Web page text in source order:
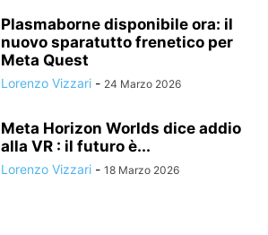
Plasmaborne disponibile ora: il
nuovo sparatutto frenetico per
Meta Quest
Lorenzo Vizzari - 24 Marzo 2026
Meta Horizon Worlds dice addio
alla VR : il futuro è...
Lorenzo Vizzari - 18 Marzo 2026